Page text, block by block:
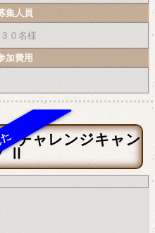
集人員
名様
加費用
♪チャレンジキャン
Ⅱ